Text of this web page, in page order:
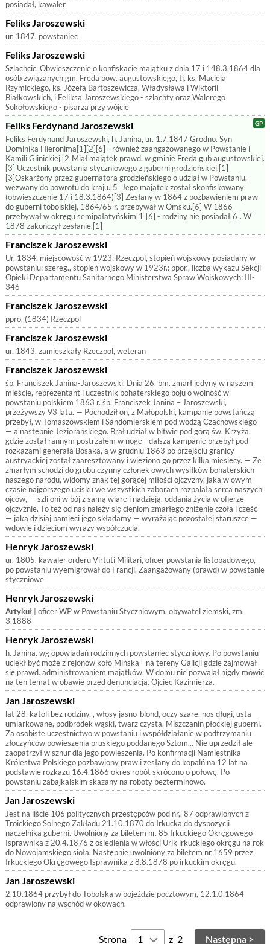
posiadał, kawaler
Feliks Jaroszewski
ur. 1847, powstaniec
Feliks Jaroszewski
Szlachcic. Obwieszczenie o konfiskacie majątku z dnia 17 i 148.3.1864 dla
osób związanych gm. Freda pow. augustowskiego, tj. ks. Macieja
Rzymickiego, ks. Józefa Bartoszewicza, Władysława i Wiktorii
Białkowskich, i Feliksa Jaroszewskiego - szlachty oraz Walerego
Sokołowskiego - pisarza przy wójcie
Feliks Ferdynand Jaroszewski
Feliks Ferdynand Jaroszewski, h. Janina, ur. 1.7.1847 Grodno. Syn
Dominika Hieronima[1][2][6] - również zaangażowanego w Powstanie i
Kamili Glinickiej.[2]Miał majątek prawd. w gminie Freda gub augustowskiej.
[3] Uczestnik powstania styczniowego z guberni grodzieńskiej.[1]
[3]Oskarżony przez gubernatora grodzieńskiego o udział w Powstaniu,
wezwany do powrotu do kraju.[5] Jego majątek został skonfiskowany
(obwieszczenie 17 i 18.3.1864)[3] Zesłany w 1864 z pozbawieniem praw
do guberni tobolskiej, 1864/65 r. przebywał w Omsku.[6] W 1866
przebywał w okręgu semipałatyńskim[1][6] - rodziny nie posiadał[6]. W
1878 zakończył zesłanie.[1]
Franciszek Jaroszewski
Ur. 1834, miejscowość w 1923: Rzeczpol, stopień wojskowy posiadany w
powstaniu: szereg., stopień wojskowy w 1923r.: ppor., liczba wykazu Sekcji
Opieki Departamentu Sanitarnego Ministerstwa Spraw Wojskowych: III-
346
Franciszek Jaroszewski
ppro. (1834) Rzeczpol
Franciszek Jaroszewski
ur. 1843, zamieszkały Rzeczpol, weteran
Franciszek Jaroszewski
śp. Franciszek Janina-Jaroszewski. Dnia 26. bm. zmarł jedyny w naszem
mieście, reprezentant i uczestnik bohaterskiego boju o wolność w
powstaniu polskiem 1863 r. śp. Franciszek Janina – Jaroszewski,
przeżywszy 93 lata. — Pochodził on, z Małopolski, kampanię powstańczą
przebył, w Tomaszowskiem i Sandomierskiem pod wodzą Czachowskiego
— a następnie Jeziorańskiego. Brał udział w bitwie pod górą św. Krzyża,
gdzie został rannym postrzałem w nogę - dalszą kampanię przebył pod
rozkazami generała Bosaka, a w grudniu 1863 po przejściu granicy
austryackiej został zaaresztowany i więziono go przez kilka miesięcy. — Ze
zmarłym schodzi do grobu czynny członek owych wysiłków bohaterskich
naszego narodu, widomy znak tej gorącej miłości ojczyzny, jaka w owym
czasie najgorszego ucisku we wszystkich zaborach rozpalała serca naszych
ojców, — szli oni w bój z samą wiarę i nadzieją, oddania życia w ofierze
ojczyźnie. To też od nas należy się cieniom zmarłego zniżenie czoła i cześć
— jaką dzisiaj pamięci jego składamy — wyrażając pozostałej staruszce —
wdowie i dzieciom wyrazy współczucia.
Henryk Jaroszewski
ur. 1805. kawaler orderu Virtuti Militari, oficer powstania listopadowego,
po powstaniu wyemigrował do Francji. Zaangażowany (prawd) w powstanie
styczniowe
Henryk Jaroszewski
Artykuł| oficer WP w Powstaniu Styczniowym, obywatel ziemski, zm.
3.1888
Henryk Jaroszewski
h. Janina. wg opowiadań rodzinnych powstaniec styczniowy. Po powstaniu
uciekł być może z rejonów koło Mińska - na tereny Galicji gdzie zajmował
się prawd. administrowaniem majątków. W domu nie pozwalał nigdy mówić
na ten temat w obawie przed denuncjacją. Ojciec Kazimierza.
Jan Jaroszewski
lat 28, katoli bez rodziny, , włosy jasno-blond, oczy szare, nos długi, usta
umiarkowane, podbródek wąski, twarz czysta. Miszczanin płockiej guberni.
Za osobiste uczestnictwo w powstaniu i współdziałanie w podtrzymaniu
złoczyńców powieszenia pruskiego poddanego Sztom... Nie uprzedził ale
zaopatrzył w sznur dla jego powieszenia. Po konfirmacji Namiestnika
Królestwa Polskiego pozbawiony praw i zesłany do kopalń na 12 lat na
podstawie rozkazu 16.4.1866 okres robót skrócono o połowę. Po
powstaniu zabajkalskim skazany na roboty bezterminowo.
Jan Jaroszewski
Jest na liście 106 politycznych przestępców pod nr,. 87 odprawionych z
Troickiego Solnego Zakładu 21.10.1870 do Irkucka do dyspozycji
naczelnika guberni. Uwolniony za biletem nr. 85 Irkuckiego Okręgowego
Isprawnika z 20.4.1876 z osiedlenia w włości Urik irkuckiego okręgu na rok
do Nowojamskiego sioła. Następnie uwolniony za biletem nr 1659 przez
Irkuckiego Okręgowego Isprawnika z 8.8.1878 po irkuckim okręgu.
Jan Jaroszewski
2.10.1864 przybył do Tobolska w pojeździe pocztowym, 12.1.0.1864
odprawiony na wschód w okowach.
Strona z 2 Następna >